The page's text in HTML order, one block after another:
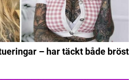
– har täckt både bröst